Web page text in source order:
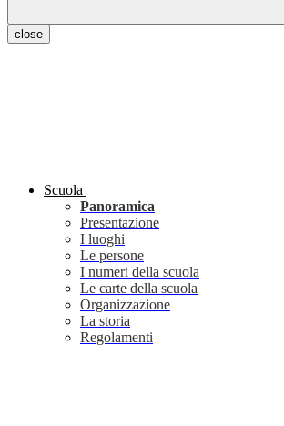
close
Scuola
Panoramica
Presentazione
I luoghi
Le persone
I numeri della scuola
Le carte della scuola
Organizzazione
La storia
Regolamenti